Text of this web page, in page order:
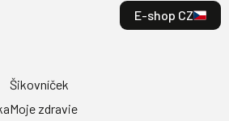
E-shop CZ
Šikovníček
Moje zdravie